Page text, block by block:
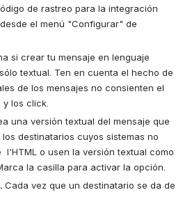
de rastreo para la integración
el menú "Configurar" de
si crear tu mensaje en lenguaje
textual. Ten en cuenta el hecho de
de los mensajes no consienten el
y los click.
una versión textual del mensaje que
destinatarios cuyos sistemas no
l'HTML o usen la versión textual como
la casilla para activar la opción.
Cada vez que un destinatario se da de